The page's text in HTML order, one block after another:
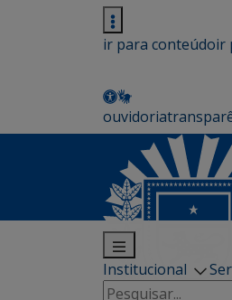
ir para conteúdoir
ouvidoria
Institucional
Pesquisar